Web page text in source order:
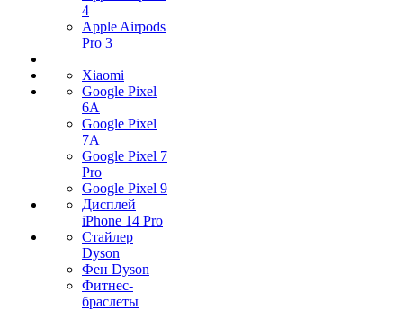
4
Apple Airpods
Pro 3
Xiaomi
Google Pixel
6A
Google Pixel
7А
Google Pixel 7
Pro
Google Pixel 9
Дисплей
iPhone 14 Pro
Стайлер
Dyson
Фен Dyson
Фитнес-
браслеты